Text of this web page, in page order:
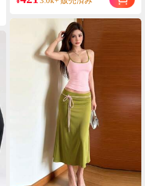
スメメイクアップ